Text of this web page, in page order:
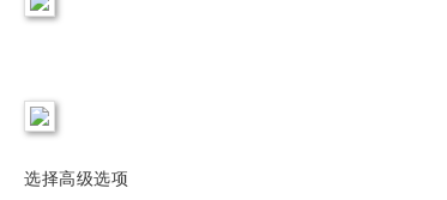
选择高级选项